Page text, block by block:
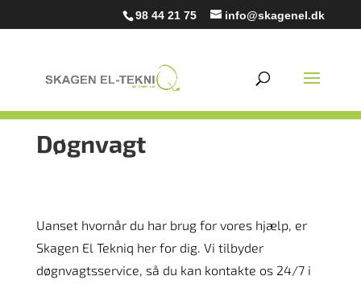
98 44 21 75 info@skagenel.dk
Døgnvagt
Uanset hvornår du har brug for vores hjælp, er
Skagen El Tekniq her for dig. Vi tilbyder
døgnvagtsservice, så du kan kontakte os 24/7 i